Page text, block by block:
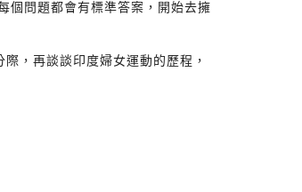
個問題都會有標準答案，開始去擁
，再談談印度婦女運動的歷程，